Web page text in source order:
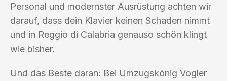
Personal und modernster Ausrüstung achten wir
darauf, dass dein Klavier keinen Schaden nimmt
und in Reggio di Calabria genauso schön klingt
wie bisher.
Und das Beste daran: Bei Umzugskönig Vogler